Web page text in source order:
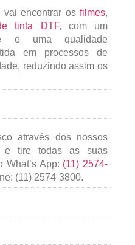
encontrar os filmes,
tinta DTF, com um
e uma qualidade
em processos de
reduzindo assim os
através dos nossos
e tire todas as suas
What’s App: (11) 2574-
(11) 2574-3800.